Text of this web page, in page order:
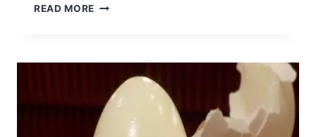
READ MORE